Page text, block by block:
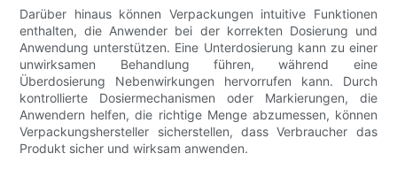
Darüber hinaus können Verpackungen intuitive Funktionen
enthalten, die Anwender bei der korrekten Dosierung und
Anwendung unterstützen. Eine Unterdosierung kann zu einer
unwirksamen Behandlung führen, während eine
Überdosierung Nebenwirkungen hervorrufen kann. Durch
kontrollierte Dosiermechanismen oder Markierungen, die
Anwendern helfen, die richtige Menge abzumessen, können
Verpackungshersteller sicherstellen, dass Verbraucher das
Produkt sicher und wirksam anwenden.